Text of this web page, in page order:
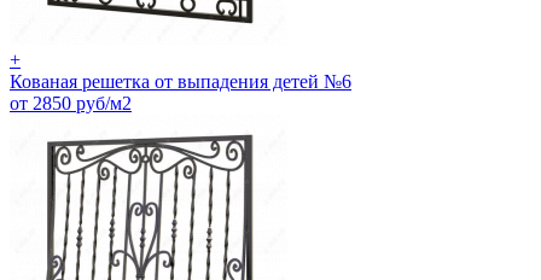
+
Кованая решетка от выпадения детей №6
от 2850 руб/м2